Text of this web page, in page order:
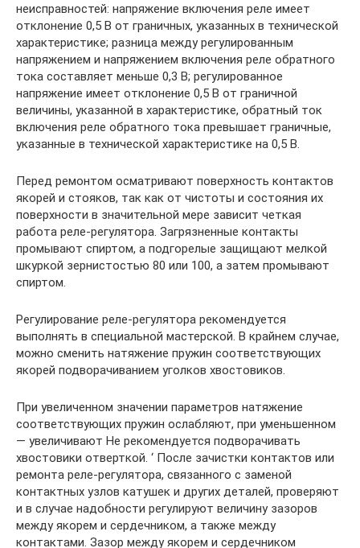
неисправностей: напряжение включения реле имеет
отклонение 0,5 В от граничных, указанных в технической
характеристике; разница между регулированным
напряжением и напряжением включения реле обратного
тока составляет меньше 0,3 В; регулированное
напряжение имеет отклонение 0,5 В от граничной
величины, указанной в характеристике, обратный ток
включения реле обратного тока превышает граничные,
указанные в технической характеристике на 0,5 В.
Перед ремонтом осматривают поверхность контактов
якорей и стояков, так как от чистоты и состояния их
поверхности в значительной мере зависит четкая
работа реле-регулятора. Загрязненные контакты
промывают спиртом, а подгорелые защищают мелкой
шкуркой зернистостью 80 или 100, а затем промывают
спиртом.
Регулирование реле-регулятора рекомендуется
выполнять в специальной мастерской. В крайнем случае,
можно сменить натяжение пружин соответствующих
якорей подворачиванием уголков хвостовиков.
При увеличенном значении параметров натяжение
соответствующих пружин ослабляют, при уменьшенном
— увеличивают Не рекомендуется подворачивать
хвостовики отверткой. ‘ После зачистки контактов или
ремонта реле-регулятора, связанного с заменой
контактных узлов катушек и других деталей, проверяют
и в случае надобности регулируют величину зазоров
между якорем и сердечником, а также между
контактами. Зазор между якорем и сердечником